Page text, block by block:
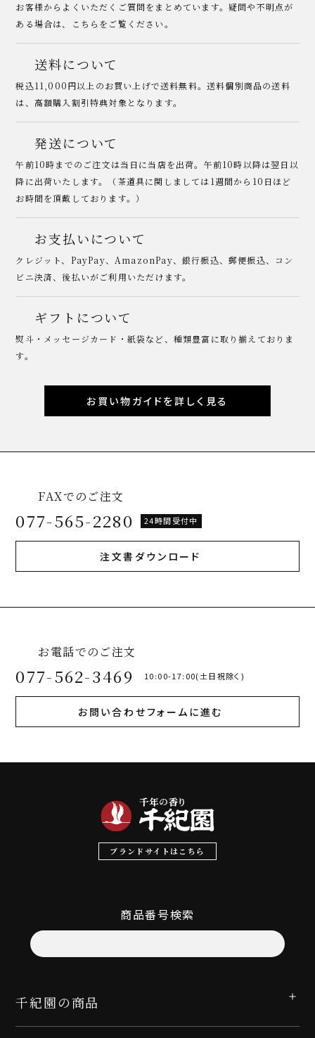
お客様からよくいただくご質問をまとめています。疑問や不明点が
ある場合は、こちらをご覧ください。
送料について
税込11,000円以上のお買い上げで送料無料。送料個別商品の送料
は、高額購入割引特典対象となります。
発送について
午前10時までのご注文は当日に当店を出荷。午前10時以降は翌日以
降に出荷いたします。（茶道具に関しましては1週間から10日ほど
お時間を頂戴しております。）
お支払いについて
クレジット、PayPay、AmazonPay、銀行振込、郵便振込、コン
ビニ決済、後払いがご利用いただけます。
ギフトについて
熨斗・メッセージカード・紙袋など、種類豊富に取り揃えておりま
す。
お買い物ガイドを詳しく見る
FAXでのご注文
077-565-2280 24時間受付中
注文書ダウンロード
お電話でのご注文
077-562-3469 10:00-17:00(土日祝除く)
お問い合わせフォームに進む
ブランドサイトはこちら
商品番号検索
千紀園の商品